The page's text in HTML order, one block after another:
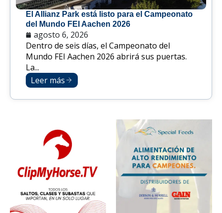
El Allianz Park está listo para el Campeonato
del Mundo FEI Aachen 2026
agosto 6, 2026
Dentro de seis días, el Campeonato del
Mundo FEI Aachen 2026 abrirá sus puertas.
La...
Leer más